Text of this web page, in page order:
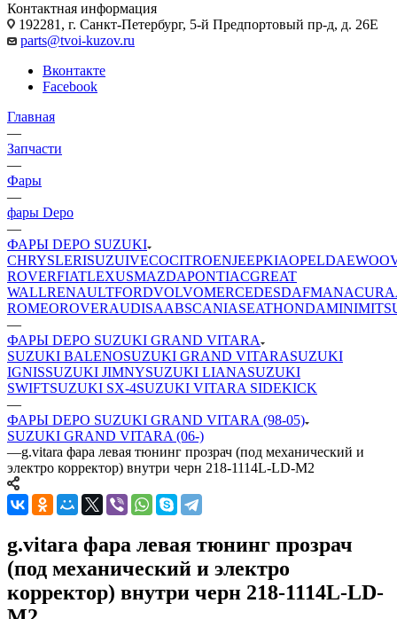
Контактная информация
192281, г. Санкт-Петербург, 5-й Предпортовый пр-д, д. 26Е
parts@tvoi-kuzov.ru
Вконтакте
Facebook
Главная
—
Запчасти
—
Фары
—
фары Depo
—
ФАРЫ DEPO SUZUKI
CHRYSLERISUZUIVECOCITROENJEEPKIAOPELDAEWOO
ROVERFIATLEXUSMAZDAPONTIACGREAT
WALLRENAULTFORDVOLVOMERCEDESDAFMANACURA
ROMEOROVERAUDISAABSCANIASEATHONDAMINI
—
ФАРЫ DEPO SUZUKI GRAND VITARA
SUZUKI BALENOSUZUKI GRAND VITARASUZUKI
IGNISSUZUKI JIMNYSUZUKI LIANASUZUKI
SWIFTSUZUKI SX-4SUZUKI VITARA SIDEKICK
—
ФАРЫ DEPO SUZUKI GRAND VITARA (98-05)
SUZUKI GRAND VITARA (06-)
—g.vitara фара левая тюнинг прозрач (под механический и
электро корректор) внутри черн 218-1114L-LD-M2
g.vitara фара левая тюнинг прозрач
(под механический и электро
корректор) внутри черн 218-1114L-LD-